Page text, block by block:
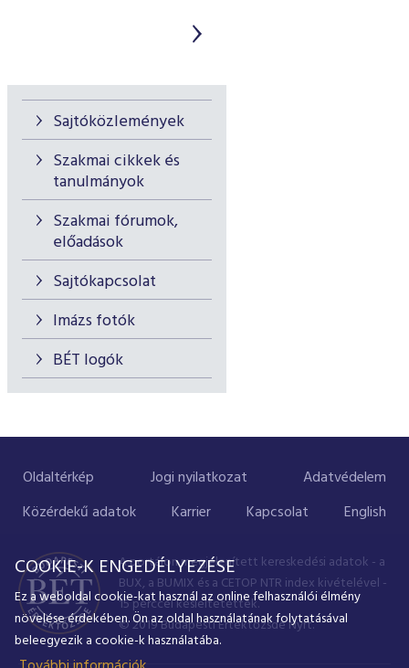
Sajtóközlemények
Szakmai cikkek és
tanulmányok
Szakmai fórumok,
előadások
Sajtókapcsolat
Imázs fotók
BÉT logók
Oldaltérkép Jogi nyilatkozat
Adatvédelem
Közérdekű adatok
Karrier Kapcsolat English
A portálon megjelenített kereskedési adatok - a
BUX, a BUMIX és a CETOP NTR index kivételével -
15 perccel késleltetettek.
© 2019 Budapesti Értéktőzsde Nyrt.
COOKIE-K ENGEDÉLYEZÉSE
Ez a weboldal cookie-kat használ az online felhasználói élmény
növelése érdekében. Ön az oldal használatának folytatásával
beleegyezik a cookie-k használatába.